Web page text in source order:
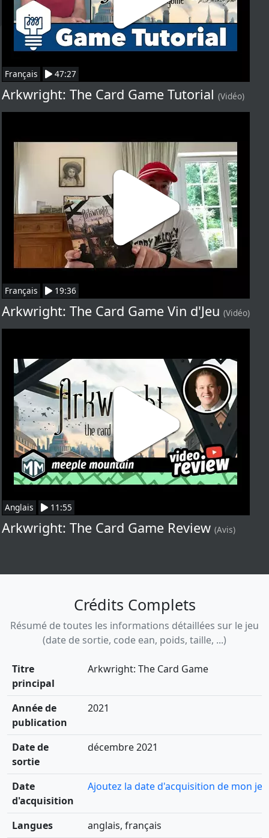
Français 47:27
Arkwright: The Card Game Tutorial (Vidéo)
Français 19:36
Arkwright: The Card Game Vin d'Jeu (Vidéo)
Anglais 11:55
Arkwright: The Card Game Review (Avis)
Crédits Complets
Résumé de toutes les informations détaillées sur le jeu
(date de sortie, code ean, poids, taille, ...)
Titre
principal
Arkwright: The Card Game
Année de
publication
2021
Date de
sortie
décembre 2021
Date
d'acquisition
Ajoutez la date d'acquisition de mon jeu
Langues
anglais, français